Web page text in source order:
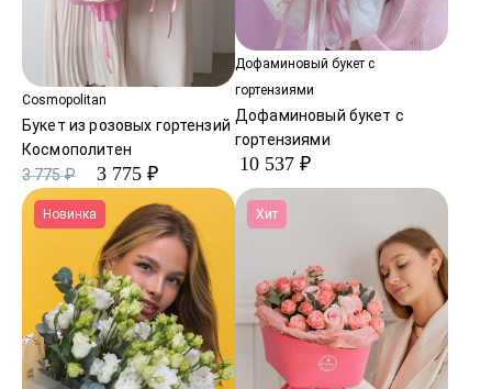
Cosmopolitan
Букет из розовых гортензий
Космополитен
3 775 ₽
3 775 ₽
Дофаминовый букет с
гортензиями
Дофаминовый букет с
гортензиями
10 537 ₽
Новинка Хит